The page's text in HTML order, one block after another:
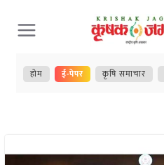
Skip
to
content
होम ई-पेपर कृषि समाचार